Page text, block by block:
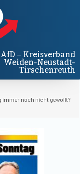
AfD – Kreisverband
Weiden-Neustadt-
Tirschenreuth
immer noch nicht gewollt?